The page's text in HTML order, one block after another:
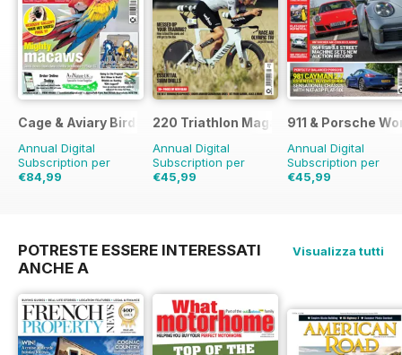
Cage & Aviary Birds
Annual Digital
Subscription per
€84,99
220 Triathlon Magazine
Annual Digital
Subscription per
€45,99
911 & Porsche
Annual Digital
Subscription per
€45,99
POTRESTE ESSERE INTERESSATI
ANCHE A
Visualizza tutti